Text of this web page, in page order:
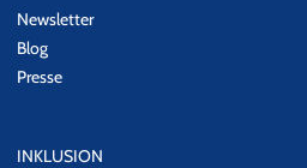
Newsletter
Blog
Presse
INKLUSION